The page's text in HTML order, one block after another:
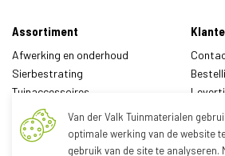
Assortiment
Afwerking en onderhoud
Sierbestrating
Tuinaccessoires
Tuinafscheidingen
Tuinhout
Tuinverblijven
Van der Valk Tuinmaterialen
optimale werking van de website
gebruik van de site te analyseren.